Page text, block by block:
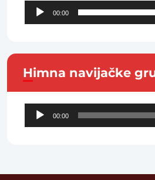
Audio
Player
00:00
Himna navijačke
Audio
Player
00:00